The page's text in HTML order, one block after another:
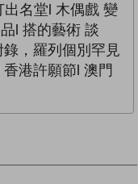
名堂l 木偶戲 變
l 搭的藝術 談
錄，羅列個別罕見
港許願節l 澳門